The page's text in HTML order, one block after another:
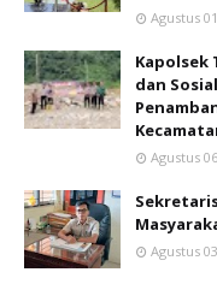
Agustus
Kapolsek
dan
Agustus
Agustus